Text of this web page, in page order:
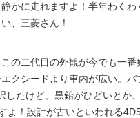
かに走れますよ！半年わく
、三菱さん！
の二代目の外観が今でも一
クシードより車内が広い。
したけど、黒鉛がひどいとか
よ！設計が古いといわれる